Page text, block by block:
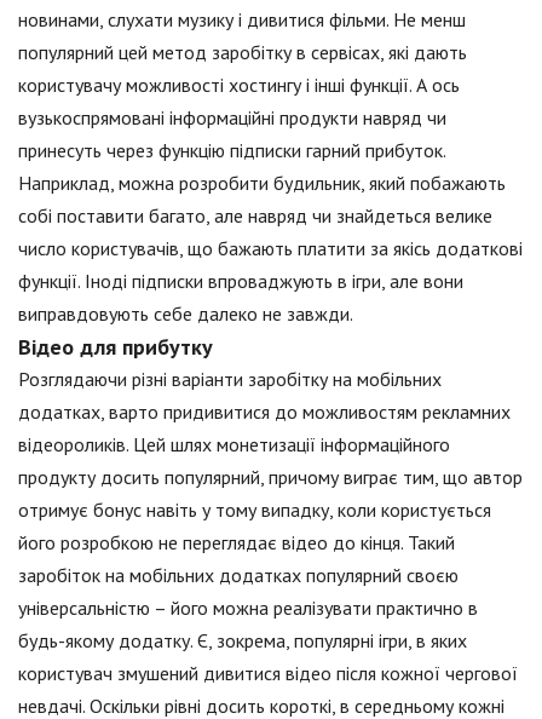
новинами, слухати музику і дивитися фільми. Не менш
популярний цей метод заробітку в сервісах, які дають
користувачу можливості хостингу і інші функції. А ось
вузькоспрямовані інформаційні продукти навряд чи
принесуть через функцію підписки гарний прибуток.
Наприклад, можна розробити будильник, який побажають
собі поставити багато, але навряд чи знайдеться велике
число користувачів, що бажають платити за якісь додаткові
функції. Іноді підписки впроваджують в ігри, але вони
виправдовують себе далеко не завжди.
Відео для прибутку
Розглядаючи різні варіанти заробітку на мобільних
додатках, варто придивитися до можливостям рекламних
відеороликів. Цей шлях монетизації інформаційного
продукту досить популярний, причому виграє тим, що автор
отримує бонус навіть у тому випадку, коли користується
його розробкою не переглядає відео до кінця. Такий
заробіток на мобільних додатках популярний своєю
універсальністю – його можна реалізувати практично в
будь-якому додатку. Є, зокрема, популярні ігри, в яких
користувач змушений дивитися відео після кожної чергової
невдачі. Оскільки рівні досить короткі, в середньому кожні